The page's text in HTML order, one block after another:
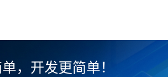
，开发更简单！